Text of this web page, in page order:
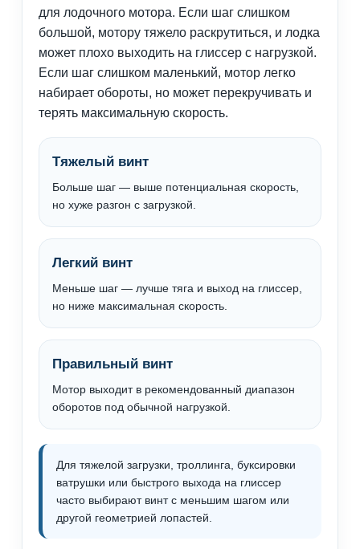
для лодочного мотора. Если шаг слишком
большой, мотору тяжело раскрутиться, и лодка
может плохо выходить на глиссер с нагрузкой.
Если шаг слишком маленький, мотор легко
набирает обороты, но может перекручивать и
терять максимальную скорость.
Тяжелый винт
Больше шаг — выше потенциальная скорость,
но хуже разгон с загрузкой.
Легкий винт
Меньше шаг — лучше тяга и выход на глиссер,
но ниже максимальная скорость.
Правильный винт
Мотор выходит в рекомендованный диапазон
оборотов под обычной нагрузкой.
Для тяжелой загрузки, троллинга, буксировки
ватрушки или быстрого выхода на глиссер
часто выбирают винт с меньшим шагом или
другой геометрией лопастей.